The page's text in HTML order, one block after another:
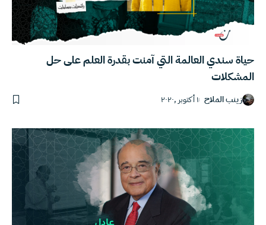
حياة سندي العالمة التي آمنت بقدرة العلم على حل
المشكلات
زينب الملاح ١ أكتوبر ,٢٠٢٠